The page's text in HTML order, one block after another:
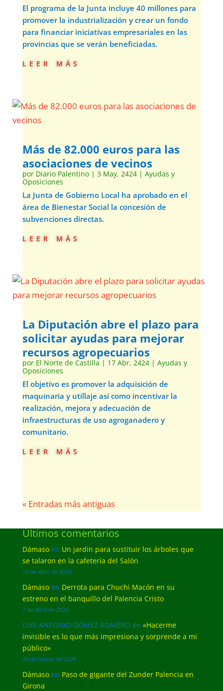
El programa de la Junta incluye 40 millones para
promover la industrialización y crear un fondo
para financiar iniciativas empresariales en las
provincias que se verán beneficiadas.
leer más
Más de 82.000 euros para las
asociaciones de vecinos
por Diario Palentino| 3 May, 2424| Ayudas y
Oposiciones
La Junta de Gobierno Local ha aprobado en el
área de Bienestar Social la concesión de
subvenciones directas.
leer más
La Diputación abre el plazo para
solicitar ayudas para mejorar
recursos agropecuarios
por El Norte de Castilla | 17 Abr, 2424| Ayudas y
Oposiciones
El objetivo es promover la adquisición de
maquinaria y utillaje así como incentivar la
realización, mejora y adecuación de
infraestructuras de uso agroganadero y
comunitario.
leer más
« Entradas más antiguas
Últimos comentarios
Dámasoen Un jardín para sustituir los árboles que
se talaron en la cafetería del Salón
13 de abril de 2024
Dámasoen Derrota para Chuchi Macón en su
estreno en el banquillo del Palencia Cristo
7 de abril de 2024
LUIS ANTONIO GÓMEZ ROMERO en «Hacerme
invisible es lo que más impresiona y sorprende a mi
público»
20 de marzo de 2024
Dámasoen Paso de gigante del Zunder Palencia en
Girona